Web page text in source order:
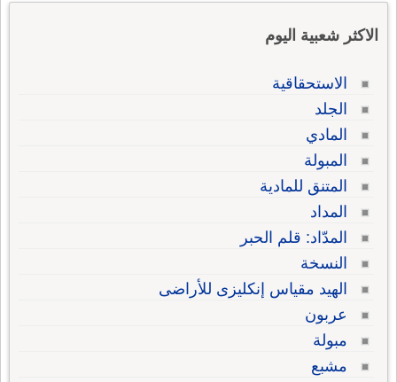
الاكثر شعبية اليوم
الاستحقاقية
الجلد
المادي
المبولة
المتنق للمادية
المداد
المدّاد: قلم الحبر
النسخة
الهيد مقياس إنكليزى للأراضى
عربون
مبولة
مشبع